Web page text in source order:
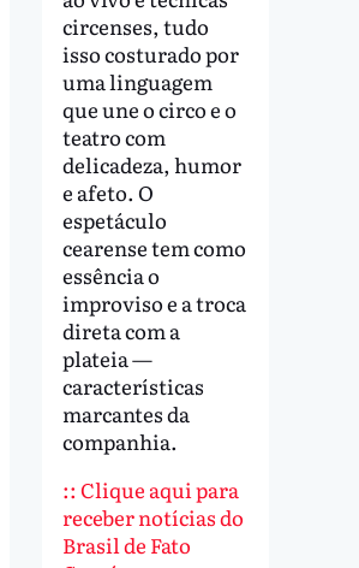
circenses, tudo
isso costurado por
uma linguagem
que une o circo e o
teatro com
delicadeza, humor
e afeto. O
espetáculo
cearense tem como
essência o
improviso e a troca
direta com a
plateia —
características
marcantes da
companhia.
:: Clique aqui para
receber notícias do
Brasil de Fato